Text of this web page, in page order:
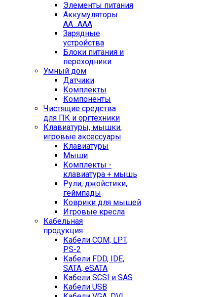
Элементы питания
Аккумуляторы
AA_AAA
Зарядные
устройства
Блоки питания и
переходники
Умный дом
Датчики
Комплекты
Компоненты
Чистящие средства
для ПК и оргтехники
Клавиатуры, мышки,
игровые аксессуары
Клавиатуры
Мыши
Комплекты -
клавиатура + мышь
Рули, джойстики,
геймпады
Коврики для мышей
Игровые кресла
Кабельная
продукция
Кабели COM, LPT,
PS-2
Кабели FDD, IDE,
SATA, eSATA
Кабели SCSI и SAS
Кабели USB